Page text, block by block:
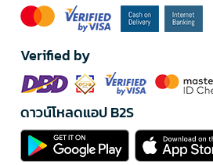
Verified by
ดาวน์โหลดแอป B2S